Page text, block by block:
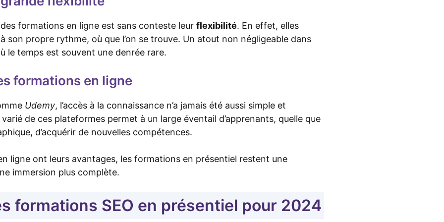
formations en ligne est sans conteste leur flexibilité. En effet, elles
son propre rythme, où que l’on se trouve. Un atout non négligeable dans
le temps est souvent une denrée rare.
formations en ligne
Udemy, l’accès à la connaissance n’a jamais été aussi simple et
de ces plateformes permet à un large éventail d’apprenants, quelle que
d’acquérir de nouvelles compétences.
ligne ont leurs avantages, les formations en présentiel restent une
immersion plus complète.
formations SEO en présentiel pour 2024